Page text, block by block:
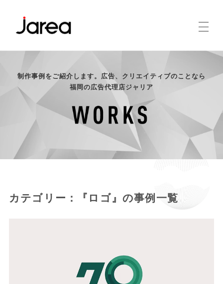
制作事例をご紹介します。広告、クリエイティブのことなら
福岡の広告代理店ジャリア
カテゴリー：『ロゴ』の事例一覧